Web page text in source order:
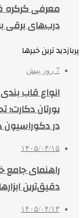
درب‌های برقی
پربازدید ترین خبرها
7 روز پیش
انواع قاب
یورتان
در دکوراسیون
۱۴۰۵/۰۴/۱۵
راهنمای جامع
دقیق‌ترین
۱۴۰۵/۰۴/۱۳